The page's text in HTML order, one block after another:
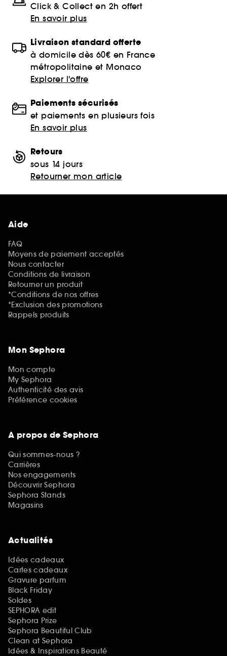
Click & Collect en 2h offert
En savoir plus
Livraison standard offerte
à domicile dès 60€ en France
métropolitaine et Monaco
Explorer l'offre
Paiements sécurisés
et paiements en plusieurs fois
En savoir plus
Retours
sous 14 jours
Retourner mon article
Aide
FAQ
Moyens de paiement acceptés
Nous contacter
Conditions de livraison
Retourner un produit
*Conditions de nos offres
*Exclusion des promotions
Rappels produits
Mon Sephora
Mon compte
My Sephora
Authenticité des avis
Préférence cookies
A propos de Sephora
Qui sommes-nous ?
Carrières
Nos engagements
Découvrir Sephora
Sephora Stands
Magasins
Actualités
Idées cadeaux
Cartes cadeaux
Gravure parfum
Black Friday
Soldes
SEPHORA edit
Sephora Prize
Sephora Beautiful Club
Clean at Sephora
Idées & Inspirations Beauté